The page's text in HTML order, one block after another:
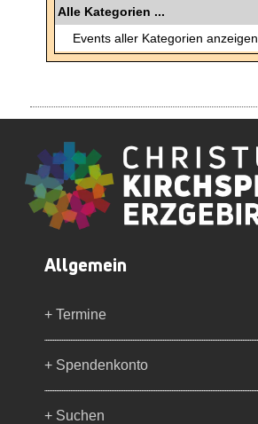
Alle Kategorien ...
Events aller Kategorien anzeigen
Allgemein
+ Termine
+ Spendenkonto
+ Suchen